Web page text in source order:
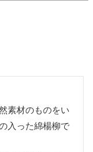
素材のものをい
入った綿楊柳で